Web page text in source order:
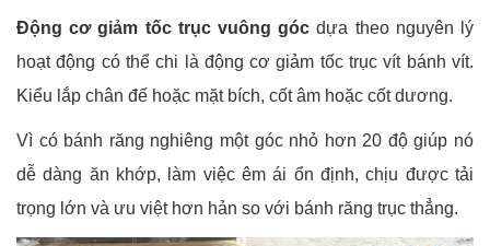
Động cơ giảm tốc trục vuông góc dựa theo nguyên lý
hoạt động có thể chi là động cơ giảm tốc trục vít bánh vít.
Kiểu lắp chân đế hoặc mặt bích, cốt âm hoặc cốt dương.
Vì có bánh răng nghiêng một góc nhỏ hơn 20 độ giúp nó
dễ dàng ăn khớp, làm việc êm ái ổn định, chịu được tải
trọng lớn và ưu việt hơn hản so với bánh răng trục thẳng.